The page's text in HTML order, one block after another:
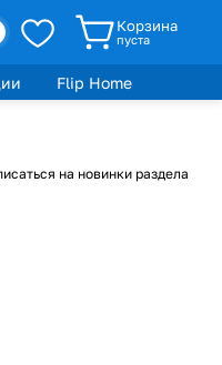
Корзина
пуста
Flip Home
на новинки раздела